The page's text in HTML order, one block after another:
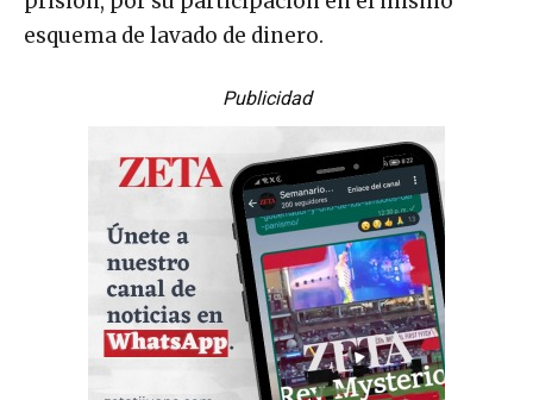
esquema de lavado de dinero.
Publicidad